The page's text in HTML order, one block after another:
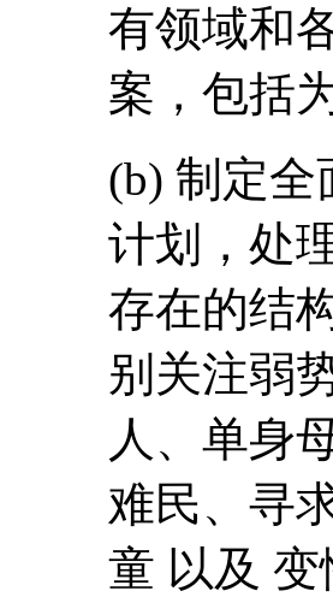
有领域和
案，包括
(b) 制定
计划，处
存在的结
别关注弱
人、单身
难民、寻
童 以及